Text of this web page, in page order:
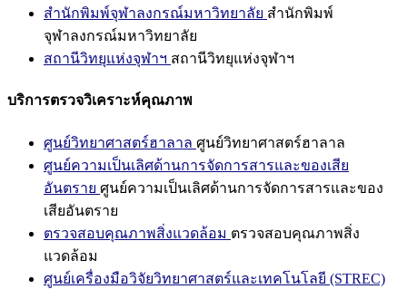
สำนักพิมพ์จุฬาลงกรณ์มหาวิทยาลัย สำนักพิมพ์
จุฬาลงกรณ์มหาวิทยาลัย
สถานีวิทยุแห่งจุฬาฯ สถานีวิทยุแห่งจุฬาฯ
บริการตรวจวิเคราะห์คุณภาพ
ศูนย์วิทยาศาสตร์ฮาลาล ศูนย์วิทยาศาสตร์ฮาลาล
ศูนย์ความเป็นเลิศด้านการจัดการสารและของเสีย
อันตราย ศูนย์ความเป็นเลิศด้านการจัดการสารและของ
เสียอันตราย
ตรวจสอบคุณภาพสิ่งแวดล้อม ตรวจสอบคุณภาพสิ่ง
แวดล้อม
ศูนย์เครื่องมือวิจัยวิทยาศาสตร์และเทคโนโลยี (STREC)